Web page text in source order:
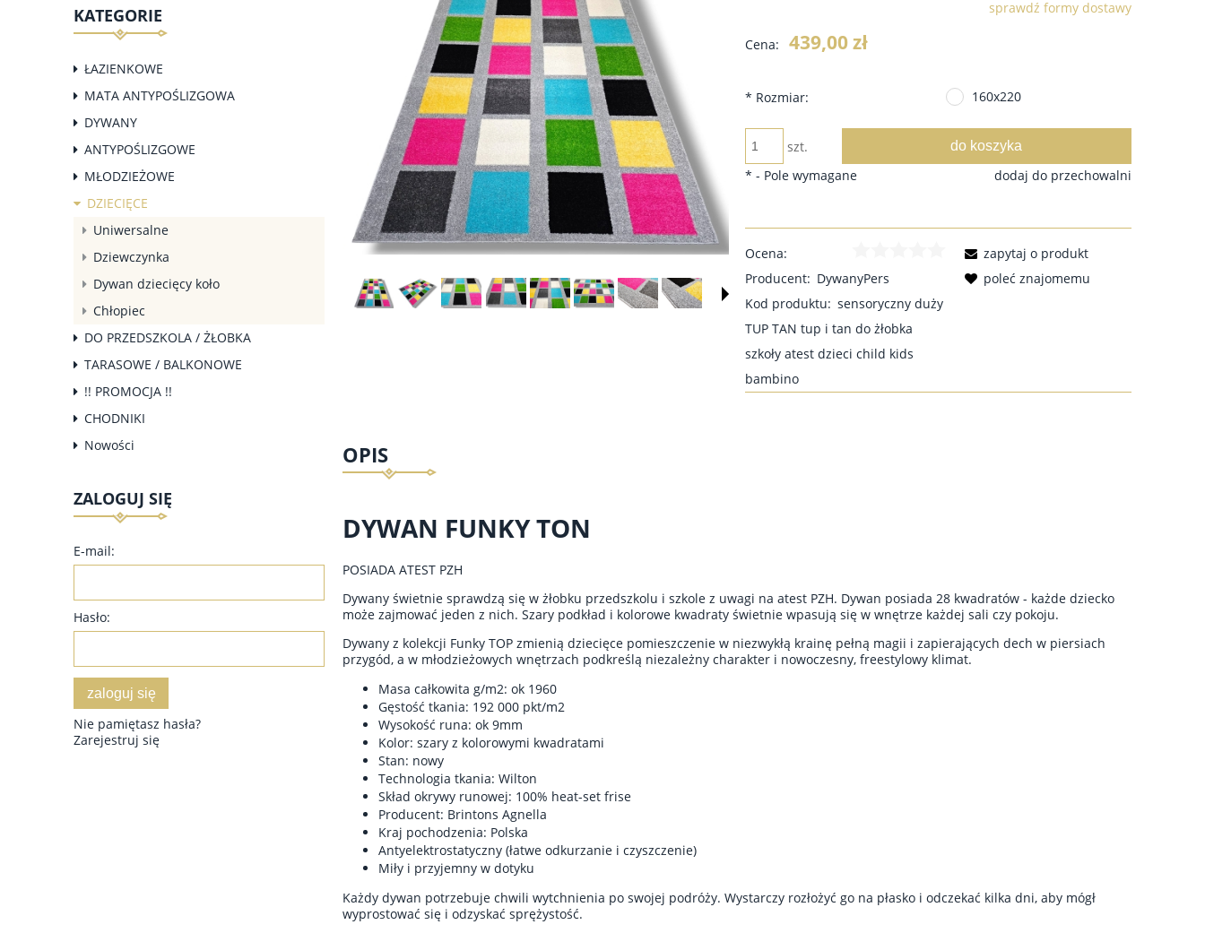
KATEGORIE
ŁAZIENKOWE
MATA ANTYPOŚLIZGOWA
DYWANY
ANTYPOŚLIZGOWE
MŁODZIEŻOWE
DZIECIĘCE
Uniwersalne
Dziewczynka
Dywan dziecięcy koło
Chłopiec
DO PRZEDSZKOLA / ŻŁOBKA
TARASOWE / BALKONOWE
!! PROMOCJA !!
CHODNIKI
Nowości
ZALOGUJ SIĘ
E-mail:
Hasło:
zaloguj się
Nie pamiętasz hasła?
Zarejestruj się
Cena nie zawiera ewentualnych kosztów
płatności
sprawdź formy dostawy
Cena: 439,00 zł
* Rozmiar: 160x220
szt. do koszyka
dodaj do przechowalni
* - Pole wymagane
Ocena:
Producent: DywanyPers
Kod produktu: sensoryczny duży
TUP TAN tup i tan do żłobka
szkoły atest dzieci child kids
bambino
zapytaj o produkt
poleć znajomemu
OPIS
DYWAN FUNKY TON
POSIADA ATEST PZH
Dywany świetnie sprawdzą się w żłobku przedszkolu i szkole z uwagi na atest PZH. Dywan posiada 28 kwadratów - każde dziecko
może zajmować jeden z nich. Szary podkład i kolorowe kwadraty świetnie wpasują się w wnętrze każdej sali czy pokoju.
Dywany z kolekcji Funky TOP zmienią dziecięce pomieszczenie w niezwykłą krainę pełną magii i zapierających dech w piersiach
przygód, a w młodzieżowych wnętrzach podkreślą niezależny charakter i nowoczesny, freestylowy klimat.
Masa całkowita g/m2: ok 1960
Gęstość tkania: 192 000 pkt/m2
Wysokość runa: ok 9mm
Kolor: szary z kolorowymi kwadratami
Stan: nowy
Technologia tkania: Wilton
Skład okrywy runowej: 100% heat-set frise
Producent: Brintons Agnella
Kraj pochodzenia: Polska
Antyelektrostatyczny (łatwe odkurzanie i czyszczenie)
Miły i przyjemny w dotyku
Każdy dywan potrzebuje chwili wytchnienia po swojej podróży. Wystarczy rozłożyć go na płasko i odczekać kilka dni, aby mógł
wyprostować się i odzyskać sprężystość.